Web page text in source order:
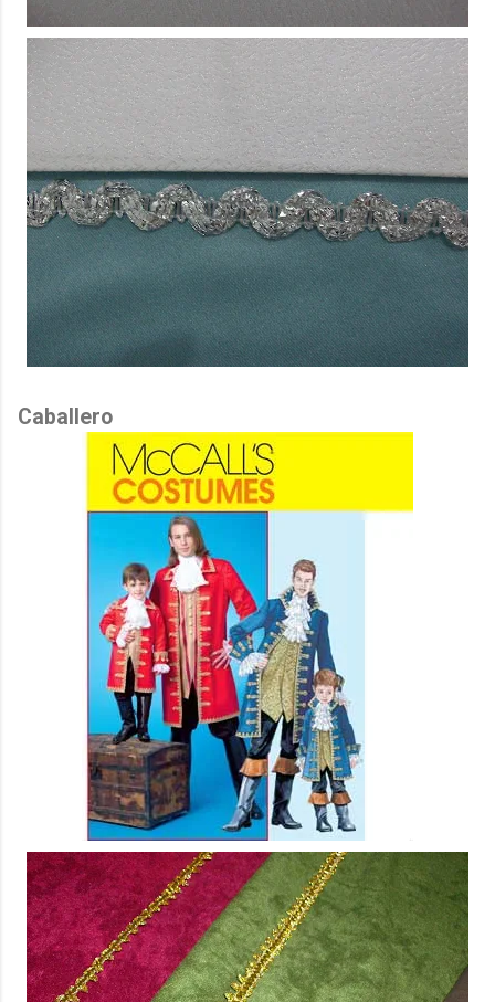
Caballero